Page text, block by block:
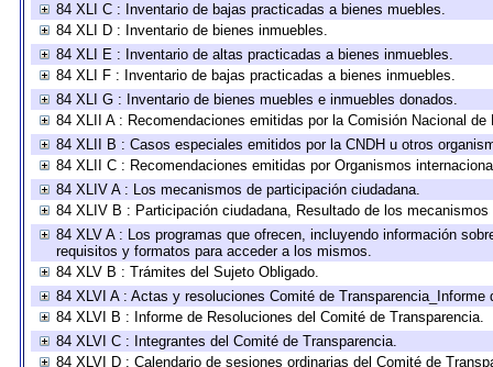
84 XLI C : Inventario de bajas practicadas a bienes muebles.
84 XLI D : Inventario de bienes inmuebles.
84 XLI E : Inventario de altas practicadas a bienes inmuebles.
84 XLI F : Inventario de bajas practicadas a bienes inmuebles.
84 XLI G : Inventario de bienes muebles e inmuebles donados.
84 XLII A : Recomendaciones emitidas por la Comisión Nacional de
84 XLII B : Casos especiales emitidos por la CNDH u otros
84 XLII C : Recomendaciones emitidas por Organismos
84 XLIV A : Los mecanismos de participación ciudadana.
84 XLIV B : Participación ciudadana, Resultado de los
84 XLV A : Los programas que ofrecen, incluyendo información
requisitos y formatos para acceder a los mismos.
84 XLV B : Trámites del Sujeto Obligado.
84 XLVI A : Actas y resoluciones Comité de
84 XLVI B : Informe de Resoluciones del Comité de Transparencia.
84 XLVI C : Integrantes del Comité de Transparencia.
84 XLVI D : Calendario de sesiones ordinarias del Comité de